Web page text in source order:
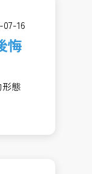
16
悔
態